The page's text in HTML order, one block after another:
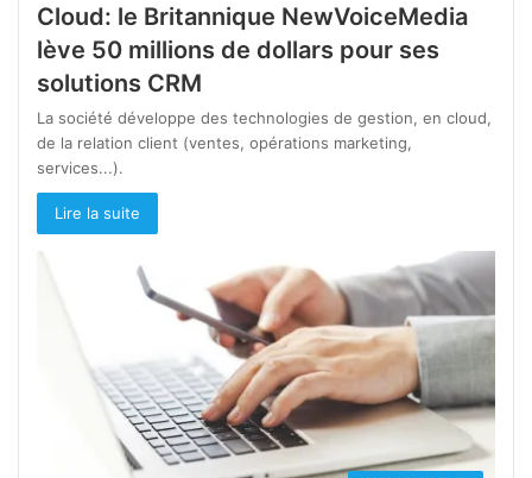
Cloud: le Britannique NewVoiceMedia
lève 50 millions de dollars pour ses
solutions CRM
La société développe des technologies de gestion, en cloud,
de la relation client (ventes, opérations marketing,
services...).
Lire la suite